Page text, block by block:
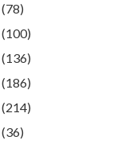
(78)
(100)
(136)
(186)
(214)
(36)